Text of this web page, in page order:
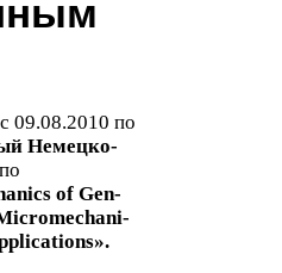
09.08.2010 по
Немецко-​
по
of Gen­